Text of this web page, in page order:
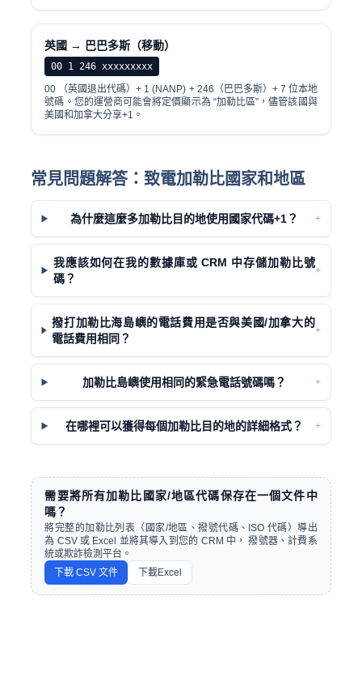
英國 → 巴巴多斯（移動）
00 1 246 xxxxxxxxx
00 （英國退出代碼）+ 1 (NANP) + 246（巴巴多斯）+ 7 位本地
號碼。您的運營商可能會將定價顯示為 “加勒比區”，儘管該國與
美國和加拿大分享+1。
常見問題解答：致電加勒比國家和地區
為什麼這麼多加勒比目的地使用國家代碼+1？ +
我應該如何在我的數據庫或 CRM 中存儲加勒比號
碼？
+
撥打加勒比海島嶼的電話費用是否與美國/加拿大的
電話費用相同？
+
加勒比島嶼使用相同的緊急電話號碼嗎？ +
在哪裡可以獲得每個加勒比目的地的詳細格式？ +
需要將所有加勒比國家/地區代碼保存在一個文件中
嗎？
將完整的加勒比列表（國家/地區、撥號代碼、ISO 代碼）導出
為 CSV 或 Excel 並將其導入到您的 CRM 中， 撥號器、計費系
統或欺詐檢測平台。
下載 CSV 文件
下載Excel